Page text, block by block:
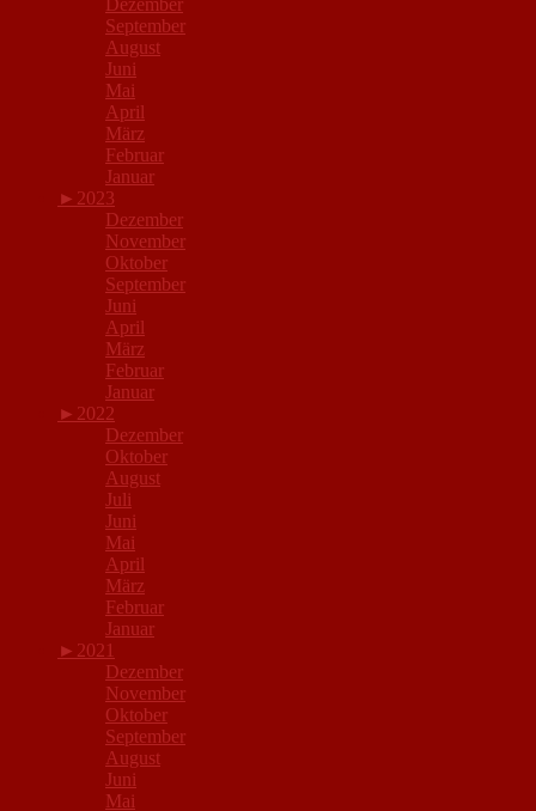
September
August
Juni
Mai
April
März
Februar
Januar
► 2023
Dezember
November
Oktober
September
Juni
April
März
Februar
Januar
► 2022
Dezember
Oktober
August
Juli
Juni
Mai
April
März
Februar
Januar
► 2021
Dezember
November
Oktober
September
August
Juni
Mai